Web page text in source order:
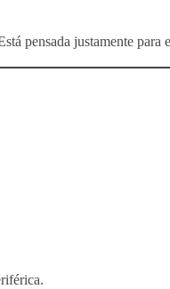
pensada justamente